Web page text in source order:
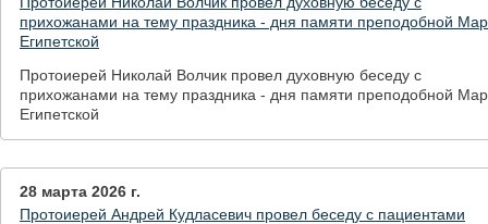
прихожанами на тему праздника - дня памяти преподобной
Египетской
Протоиерей Николай Волчик провел духовную беседу с
прихожанами на тему праздника - дня памяти преподобной
Египетской
28 марта 2026 г.
Протоиерей Андрей Кудласевич провел беседу с пациентами